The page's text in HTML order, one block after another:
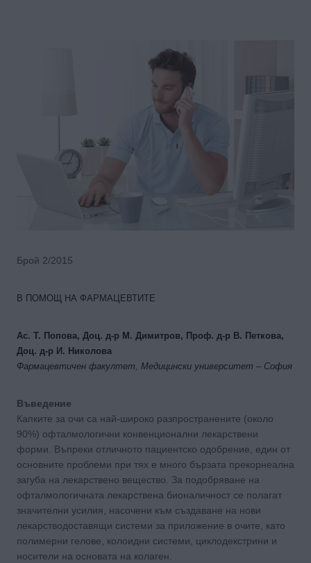
Брой 2/2015
В ПОМОЩ НА ФАРМАЦЕВТИТЕ
Ас. Т. Попова, Доц. д-р М. Димитров, Проф. д-р В. Петкова,
Доц. д-р И. Николова
Фармацевтичен факултет, Медицински университет – София
Въведение
Капките за очи са най-широко разпространените (около
90%) офталмологични конвенционални лекарствени
форми. Въпреки отличното пациентско одобрение, един от
основните проблеми при тях е много бързата прекорнеална
загуба на лекарствено вещество. За подобряване на
офталмологичната лекарствена бионаличност се полагат
значителни усилия, насочени към създаване на нови
лекарстводоставящи системи за приложение в очите, като
полимерни гелове, колоидни системи, циклодекстрини и
носители на основата на колаген.